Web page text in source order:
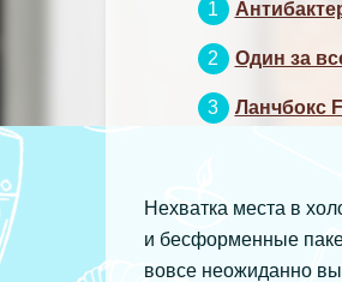
Один за
Ланчбокс
Нехватка места в
и бесформенные
вовсе неожиданно